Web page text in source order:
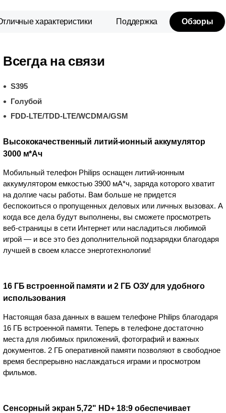
характеристики Поддержка Обзоры
Всегда на связи
S395
Голубой
FDD-LTE/TDD-LTE/WCDMA/GSM
Высококачественный литий-ионный аккумулятор
3000 м*Ач
Мобильный телефон Philips оснащен литий-ионным
аккумулятором емкостью 3900 мА*ч, заряда которого хватит
на долгие часы работы. Вам больше не придется
беспокоиться о пропущенных деловых или личных вызовах. А
когда все дела будут выполнены, вы сможете просмотреть
веб-страницы в сети Интернет или насладиться любимой
игрой — и все это без дополнительной подзарядки благодаря
лучшей в своем классе энерготехнологии!
16 ГБ встроенной памяти и 2 ГБ ОЗУ для удобного
использования
Настоящая база данных в вашем телефоне Philips благодаря
16 ГБ встроенной памяти. Теперь в телефоне достаточно
места для любимых приложений, фотографий и важных
документов. 2 ГБ оперативной памяти позволяют в свободное
время беспрерывно наслаждаться играми и просмотром
фильмов.
Сенсорный экран 5,72" HD+ 18:9 обеспечивает